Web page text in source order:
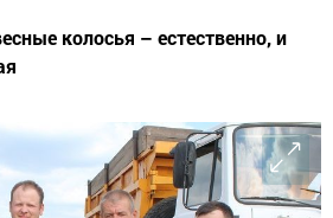
колосья – естественно, и